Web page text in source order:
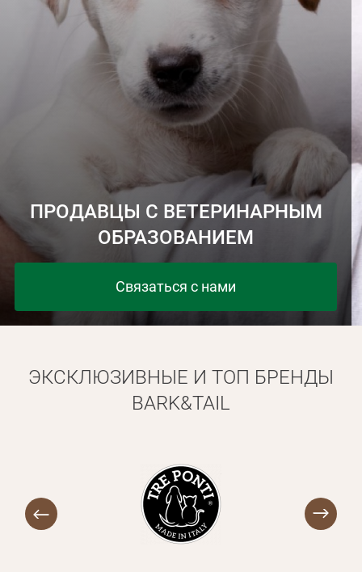
ПРОДАВЦЫ С ВЕТЕРИНАРНЫМ
ОБРАЗОВАНИЕМ
Связаться с нами
ЭКСКЛЮЗИВНЫЕ И ТОП БРЕНДЫ
BARK&TAIL